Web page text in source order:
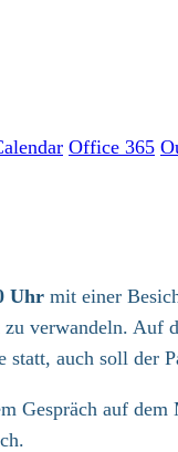
Office 365
Uhr mit einer
verwandeln. Auf
statt, auch soll der
Gespräch auf